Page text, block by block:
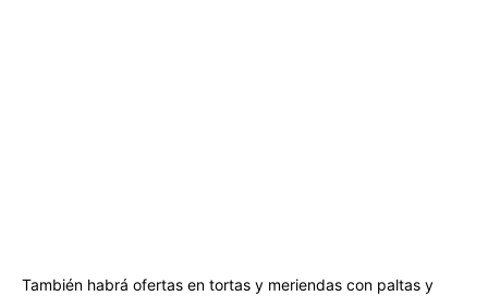
También habrá ofertas en tortas y meriendas con paltas y